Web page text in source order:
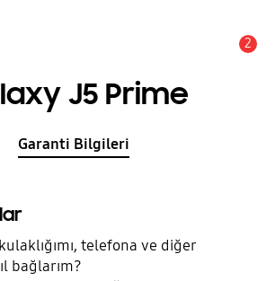
2
J5 Prime
Garanti Bilgileri
telefona ve diğer
bağlarım?